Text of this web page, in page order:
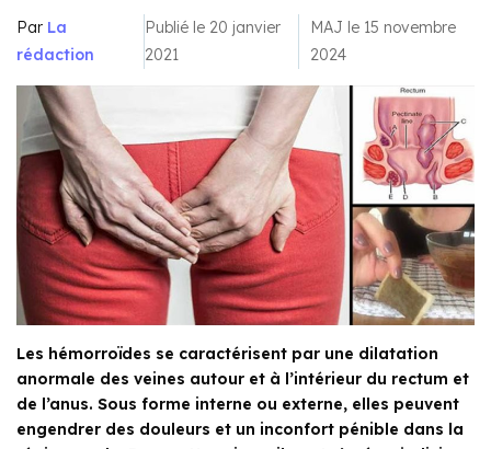
Par La
rédaction
Publié le 20 janvier
2021
MAJ le 15 novembre
2024
Les hémorroïdes se caractérisent par une dilatation
anormale des veines autour et à l’intérieur du rectum et
de l’anus. Sous forme interne ou externe, elles peuvent
engendrer des douleurs et un inconfort pénible dans la